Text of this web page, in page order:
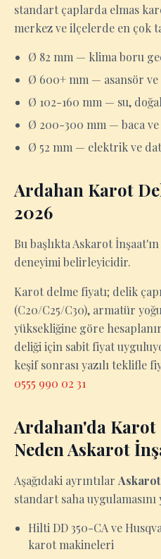
standart çaplarda elmas
merkez ve ilçelerde en çok
Ø 82 mm — klima boru
Ø 600+ mm — asansör ve
Ø 102-160 mm — su,
Ø 200-300 mm — baca ve
Ø 52 mm — elektrik ve
Ardahan Karot
2026
Bu başlıkta Askarot
deneyimi belirleyicidir.
Karot delme fiyatı; delik
(C20/C25/C30), armatür
yüksekliğine göre
deliği için sabit fiyat
keşif sonrası yazılı teklifle
0555 990 02 31
Ardahan'da
Neden Askarot
Aşağıdaki ayrıntılar
standart saha uygulamasını
Hilti DD 350-CA ve
karot makineleri